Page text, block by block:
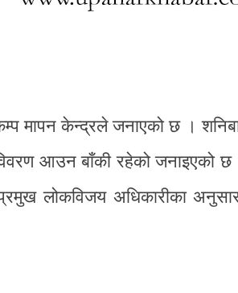
मापन केन्द्रले जनाएको छ ।
आउन बाँकी रहेको जनाइएको छ
लोकविजय अधिकारीका